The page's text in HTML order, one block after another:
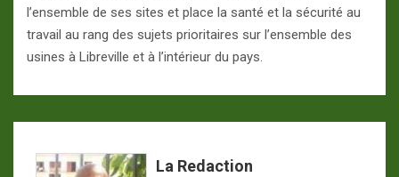
l’ensemble de ses sites et place la santé et la sécurité au
travail au rang des sujets prioritaires sur l’ensemble des
usines à Libreville et à l’intérieur du pays.
La Redaction